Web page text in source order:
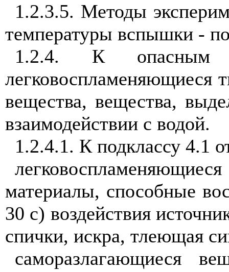
1.2.3.5. Методы
температуры вспышки -
1.2.4. К опасным
легковоспламеняющиеся
вещества, вещества,
взаимодействии с водой.
1.2.4.1. К подклассу 4.1
материалы, способные
30 с) воздействия
спички, искра, тлеющая
саморазлагающиеся